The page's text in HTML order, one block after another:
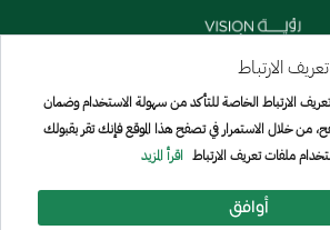
العامة لتقنيه المعلومات]
الارتباط
الارتباط الخاصة للتأكد من سهولة الاستخدام وضمان
من خلال الاستمرار في تصفح هذا الموقع فإنك تقر بقبولك
ملفات تعريف الارتباط اقرأ المزيد
أوافق